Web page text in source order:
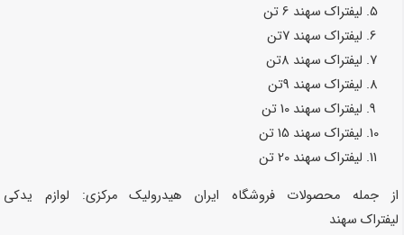
لیفتراک سهند 6 تن
لیفتراک سهند7تن
لیفتراک سهند 8تن
لیفتراک سهند 9تن
لیفتراک سهند10 تن
لیفتراک سهند15 تن
لیفتراک سهند20 تن
از جمله محصولات فروشگاه ایران هیدرولیک مرکزی: لوازم یدکی
لیفتراک سهند